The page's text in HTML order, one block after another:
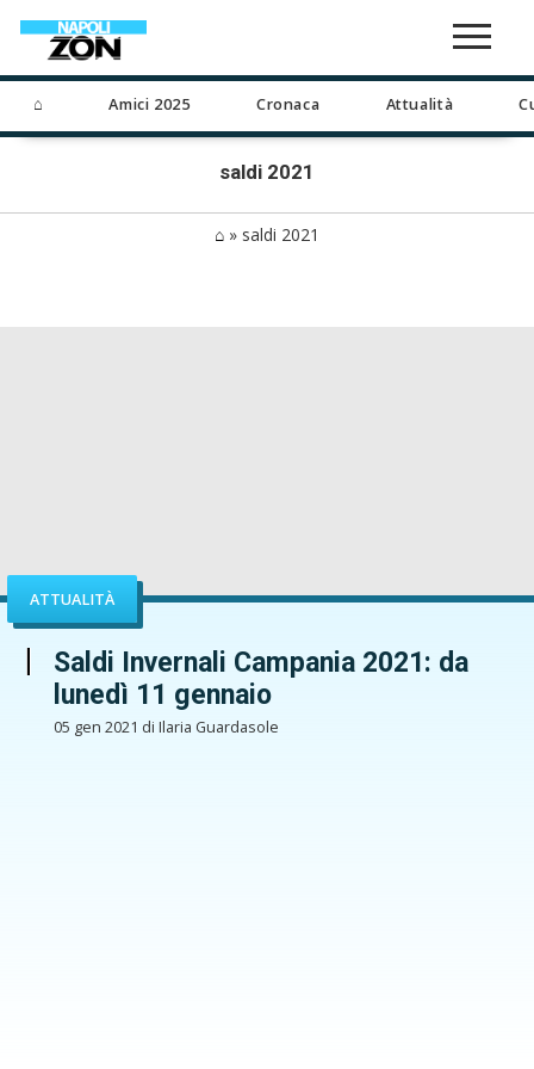
⌂ Amici 2025 Cronaca Attualità
saldi 2021
⌂ » saldi 2021
ATTUALITÀ
Saldi Invernali Campania 2021: da
lunedì 11 gennaio
05 gen 2021 di Ilaria Guardasole